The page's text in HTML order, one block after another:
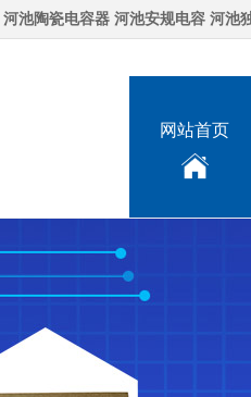
河池陶瓷电容器 河池安规电容 河池
网站首页